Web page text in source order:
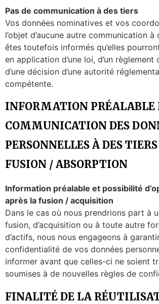
Pas de communication à des tiers
Vos données nominatives et vos
l’objet d’aucune autre communication à
êtes toutefois informés qu’elles
en application d’une loi, d’un règlement
d’une décision d’une autorité
compétente.
INFORMATION PRÉALABLE
COMMUNICATION DES
PERSONNELLES À DES
FUSION / ABSORPTION
Information préalable et possibilité
après la fusion / acquisition
Dans le cas où nous prendrions part à
fusion, d’acquisition ou à toute autre
d’actifs, nous nous engageons à
confidentialité de vos données
informer avant que celles-ci ne soient
soumises à de nouvelles règles de
FINALITÉ DE LA